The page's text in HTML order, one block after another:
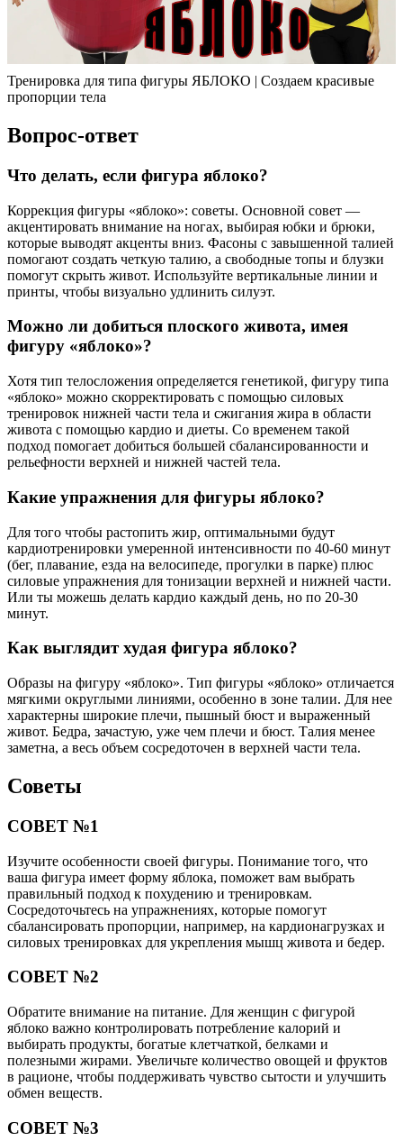
Тренировка для типа фигуры ЯБЛОКО | Создаем красивые
пропорции тела
Вопрос-ответ
Что делать, если фигура яблоко?
Коррекция фигуры «яблоко»: советы. Основной совет —
акцентировать внимание на ногах, выбирая юбки и брюки,
которые выводят акценты вниз. Фасоны с завышенной талией
помогают создать четкую талию, а свободные топы и блузки
помогут скрыть живот. Используйте вертикальные линии и
принты, чтобы визуально удлинить силуэт.
Можно ли добиться плоского живота, имея
фигуру «яблоко»?
Хотя тип телосложения определяется генетикой, фигуру типа
«яблоко» можно скорректировать с помощью силовых
тренировок нижней части тела и сжигания жира в области
живота с помощью кардио и диеты. Со временем такой
подход помогает добиться большей сбалансированности и
рельефности верхней и нижней частей тела.
Какие упражнения для фигуры яблоко?
Для того чтобы растопить жир, оптимальными будут
кардиотренировки умеренной интенсивности по 40-60 минут
(бег, плавание, езда на велосипеде, прогулки в парке) плюс
силовые упражнения для тонизации верхней и нижней части.
Или ты можешь делать кардио каждый день, но по 20-30
минут.
Как выглядит худая фигура яблоко?
Образы на фигуру «яблоко». Тип фигуры «яблоко» отличается
мягкими округлыми линиями, особенно в зоне талии. Для нее
характерны широкие плечи, пышный бюст и выраженный
живот. Бедра, зачастую, уже чем плечи и бюст. Талия менее
заметна, а весь объем сосредоточен в верхней части тела.
Советы
СОВЕТ №1
Изучите особенности своей фигуры. Понимание того, что
ваша фигура имеет форму яблока, поможет вам выбрать
правильный подход к похудению и тренировкам.
Сосредоточьтесь на упражнениях, которые помогут
сбалансировать пропорции, например, на кардионагрузках и
силовых тренировках для укрепления мышц живота и бедер.
СОВЕТ №2
Обратите внимание на питание. Для женщин с фигурой
яблоко важно контролировать потребление калорий и
выбирать продукты, богатые клетчаткой, белками и
полезными жирами. Увеличьте количество овощей и фруктов
в рационе, чтобы поддерживать чувство сытости и улучшить
обмен веществ.
СОВЕТ №3